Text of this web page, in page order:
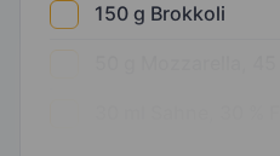
150 g Brokkoli